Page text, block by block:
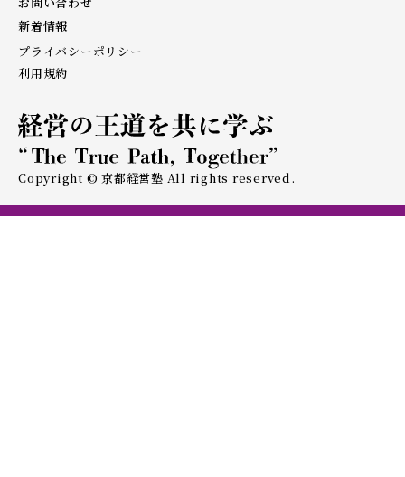
新着情報
プライバシーポリシー
利用規約
Copyright © 京都経営塾 All rights reserved.